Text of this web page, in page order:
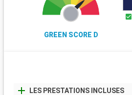
GREEN SCORE D
LES PRESTATIONS INCLUSES